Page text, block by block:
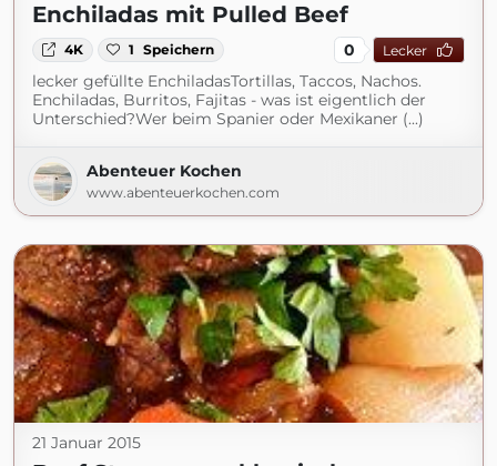
Enchiladas mit Pulled Beef
4K 1 Speichern 0 Lecker
lecker gefüllte EnchiladasTortillas, Taccos, Nachos.
Enchiladas, Burritos, Fajitas - was ist eigentlich der
Unterschied?Wer beim Spanier oder Mexikaner (...)
Abenteuer Kochen
www.abenteuerkochen.com
21 Januar 2015